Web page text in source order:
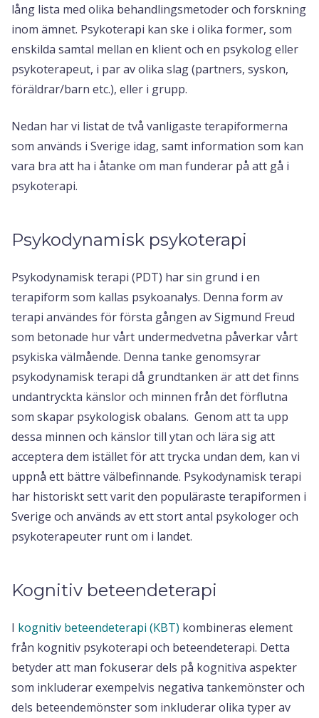
lång lista med olika behandlingsmetoder och forskning
inom ämnet. Psykoterapi kan ske i olika former, som
enskilda samtal mellan en klient och en psykolog eller
psykoterapeut, i par av olika slag (partners, syskon,
föräldrar/barn etc.), eller i grupp.
Nedan har vi listat de två vanligaste terapiformerna
som används i Sverige idag, samt information som kan
vara bra att ha i åtanke om man funderar på att gå i
psykoterapi.
Psykodynamisk psykoterapi
Psykodynamisk terapi (PDT) har sin grund i en
terapiform som kallas psykoanalys. Denna form av
terapi användes för första gången av Sigmund Freud
som betonade hur vårt undermedvetna påverkar vårt
psykiska välmående. Denna tanke genomsyrar
psykodynamisk terapi då grundtanken är att det finns
undantryckta känslor och minnen från det förflutna
som skapar psykologisk obalans. Genom att ta upp
dessa minnen och känslor till ytan och lära sig att
acceptera dem istället för att trycka undan dem, kan vi
uppnå ett bättre välbefinnande. Psykodynamisk terapi
har historiskt sett varit den populäraste terapiformen i
Sverige och används av ett stort antal psykologer och
psykoterapeuter runt om i landet.
Kognitiv beteendeterapi
I kognitiv beteendeterapi (KBT) kombineras element
från kognitiv psykoterapi och beteendeterapi. Detta
betyder att man fokuserar dels på kognitiva aspekter
som inkluderar exempelvis negativa tankemönster och
dels beteendemönster som inkluderar olika typer av